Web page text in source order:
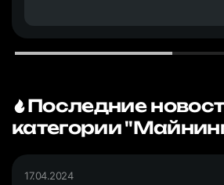
Последние
категории
17.04.2024